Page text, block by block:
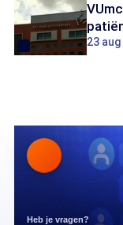
23
Heb je vragen?